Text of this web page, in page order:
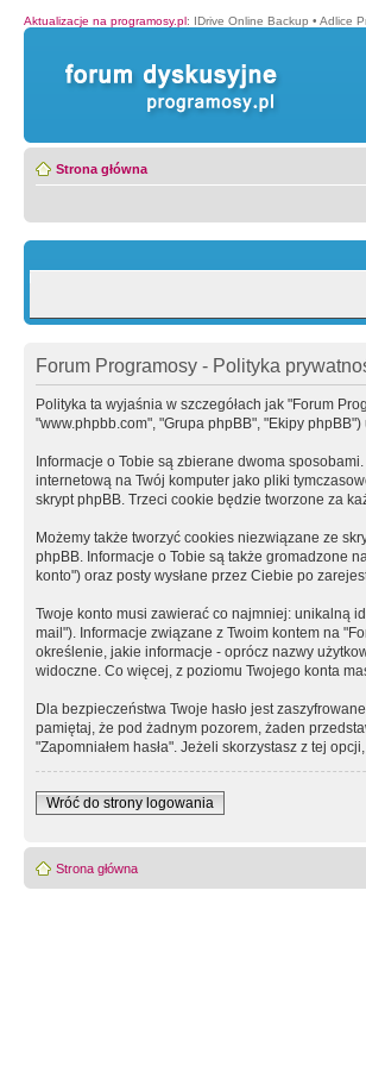
Aktualizacje na programosy.pl: IDrive Online Backup • Adlice
Strona główna
Forum Programosy - Polityka
Polityka ta wyjaśnia w szczegółach jak "Forum
"www.phpbb.com", "Grupa phpBB", "Ekipy
Informacje o Tobie są zbierane dwoma
internetową na Twój komputer jako pliki
skrypt phpBB. Trzeci cookie będzie tworzone za
Możemy także tworzyć cookies niezwiązane ze
phpBB. Informacje o Tobie są także gromadzone
konto") oraz posty wysłane przez Ciebie po
Twoje konto musi zawierać co najmniej: unikalną
mail"). Informacje związane z Twoim kontem na
określenie, jakie informacje - oprócz nazwy
widoczne. Co więcej, z poziomu Twojego konta
Dla bezpieczeństwa Twoje hasło jest
pamiętaj, że pod żadnym pozorem, żaden
"Zapomniałem hasła". Jeżeli skorzystasz z tej
Wróć do strony logowania
Strona główna